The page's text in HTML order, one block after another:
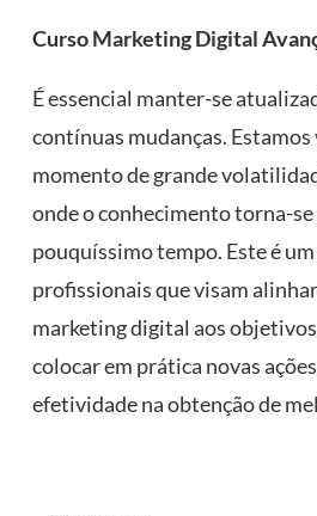
Curso Marketing Digital
É essencial manter-se
contínuas mudanças.
momento de grande
onde o conhecimento torna-
pouquíssimo tempo. Este é
profissionais que visam
marketing digital aos objetivos
colocar em prática novas
efetividade na obtenção de